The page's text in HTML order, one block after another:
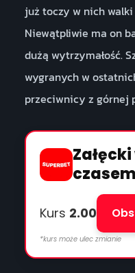
już toczy w nich
Niewątpliwie ma on
dużą wytrzymałość.
wygranych w
przeciwnicy z górnej
czasem
Kurs 2.00
*kurs może ulec zmianie